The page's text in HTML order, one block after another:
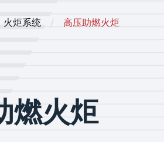
火炬系统 / 高压助燃火炬
燃火炬